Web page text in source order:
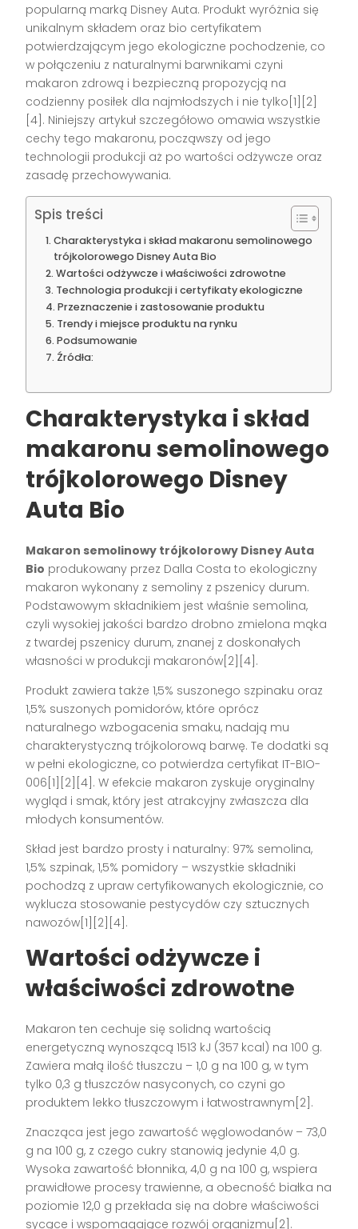
popularną marką Disney Auta. Produkt wyróżnia się
unikalnym składem oraz bio certyfikatem
potwierdzającym jego ekologiczne pochodzenie, co
w połączeniu z naturalnymi barwnikami czyni
makaron zdrową i bezpieczną propozycją na
codzienny posiłek dla najmłodszych i nie tylko[1][2]
[4]. Niniejszy artykuł szczegółowo omawia wszystkie
cechy tego makaronu, począwszy od jego
technologii produkcji aż po wartości odżywcze oraz
zasadę przechowywania.
Spis treści
Charakterystyka i skład makaronu semolinowego
trójkolorowego Disney Auta Bio
Wartości odżywcze i właściwości zdrowotne
Technologia produkcji i certyfikaty ekologiczne
Przeznaczenie i zastosowanie produktu
Trendy i miejsce produktu na rynku
Podsumowanie
Źródła:
Charakterystyka i skład
makaronu semolinowego
trójkolorowego Disney
Auta Bio
Makaron semolinowy trójkolorowy Disney Auta
Bio produkowany przez Dalla Costa to ekologiczny
makaron wykonany z semoliny z pszenicy durum.
Podstawowym składnikiem jest właśnie semolina,
czyli wysokiej jakości bardzo drobno zmielona mąka
z twardej pszenicy durum, znanej z doskonałych
własności w produkcji makaronów[2][4].
Produkt zawiera także 1,5% suszonego szpinaku oraz
1,5% suszonych pomidorów, które oprócz
naturalnego wzbogacenia smaku, nadają mu
charakterystyczną trójkolorową barwę. Te dodatki są
w pełni ekologiczne, co potwierdza certyfikat IT-BIO-
006[1][2][4]. W efekcie makaron zyskuje oryginalny
wygląd i smak, który jest atrakcyjny zwłaszcza dla
młodych konsumentów.
Skład jest bardzo prosty i naturalny: 97% semolina,
1,5% szpinak, 1,5% pomidory – wszystkie składniki
pochodzą z upraw certyfikowanych ekologicznie, co
wyklucza stosowanie pestycydów czy sztucznych
nawozów[1][2][4].
Wartości odżywcze i
właściwości zdrowotne
Makaron ten cechuje się solidną wartością
energetyczną wynoszącą 1513 kJ (357 kcal) na 100 g.
Zawiera małą ilość tłuszczu – 1,0 g na 100 g, w tym
tylko 0,3 g tłuszczów nasyconych, co czyni go
produktem lekko tłuszczowym i łatwostrawnym[2].
Znacząca jest jego zawartość węglowodanów – 73,0
g na 100 g, z czego cukry stanowią jedynie 4,0 g.
Wysoka zawartość błonnika, 4,0 g na 100 g, wspiera
prawidłowe procesy trawienne, a obecność białka na
poziomie 12,0 g przekłada się na dobre właściwości
sycące i wspomagające rozwój organizmu[2].